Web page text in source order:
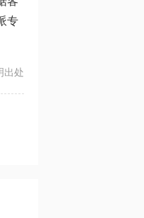
专
出处